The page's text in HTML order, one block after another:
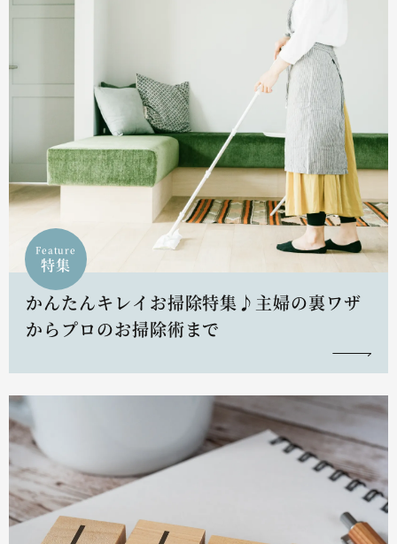
Feature
特集
かんたんキレイお掃除特集♪主婦の裏ワザ
からプロのお掃除術まで